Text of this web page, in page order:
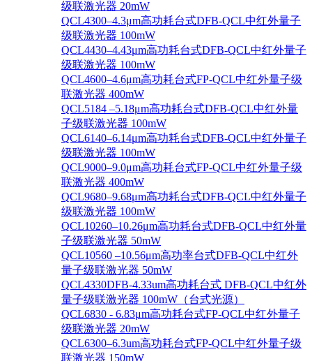
级联激光器 20mW
QCL4300–4.3μm高功耗台式DFB-QCL中红外量子
级联激光器 100mW
QCL4430–4.43μm高功耗台式DFB-QCL中红外量子
级联激光器 100mW
QCL4600–4.6μm高功耗台式FP-QCL中红外量子级
联激光器 400mW
QCL5184 –5.18μm高功耗台式DFB-QCL中红外量
子级联激光器 100mW
QCL6140–6.14μm高功耗台式DFB-QCL中红外量子
级联激光器 100mW
QCL9000–9.0μm高功耗台式FP-QCL中红外量子级
联激光器 400mW
QCL9680–9.68μm高功耗台式DFB-QCL中红外量子
级联激光器 100mW
QCL10260–10.26μm高功耗台式DFB-QCL中红外量
子级联激光器 50mW
QCL10560 –10.56μm高功率台式DFB-QCL中红外
量子级联激光器 50mW
QCL4330DFB-4.33um高功耗台式 DFB-QCL中红外
量子级联激光器 100mW（台式光源）
QCL6830 - 6.83μm高功耗台式FP-QCL中红外量子
级联激光器 20mW
QCL6300–6.3um高功耗台式FP-QCL中红外量子级
联激光器 150mW